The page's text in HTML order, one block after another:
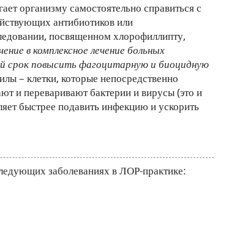
организму самостоятельно справиться с
антибиотиков или
посвященном хлорофиллипту,
в комплексное лечение больных
срок повысить фагоцитарную и биоцидную
– клетки, которые непосредственно
и переваривают бактерии и вирусы (это и
быстрее подавить инфекцию и ускорить
заболеваниях в ЛОР-практике: